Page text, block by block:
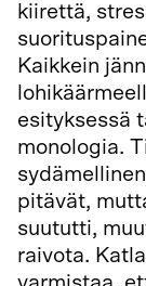
kiirettä,
Kaikkein
esityksessä
monologia.
pitävät,
suututti,
raivota.